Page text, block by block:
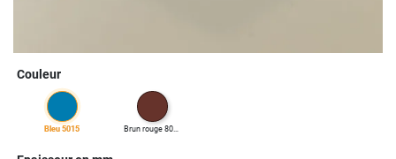
Couleur
bleu 5015 brun rouge 8012